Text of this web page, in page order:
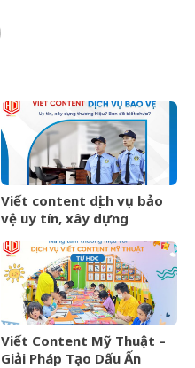
Viết content dịch vụ bảo
vệ uy tín, xây dựng
Viết Content Mỹ Thuật –
Giải Pháp Tạo Dấu Ấn